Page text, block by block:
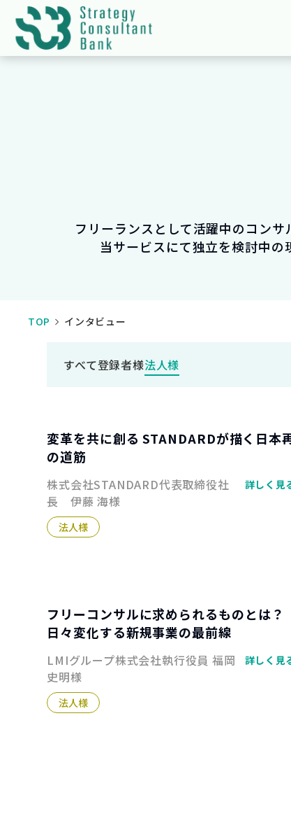
フリーランスとして活躍中のコン
当サービスにて独立を検討中の
TOP インタビュー
すべて登録者様法人様
変革を共に創る STANDARDが描く日本
の道筋
株式会社STANDARD代表取締役社
長 伊藤 海様
詳しく見
法人様
フリーコンサルに求められるものとは？
日々変化する新規事業の最前線
LMIグループ株式会社執行役員 福岡
史明様
詳しく見
法人様